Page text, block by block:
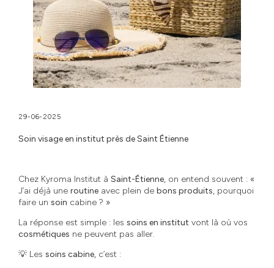
29-06-2025
Soin visage en institut près de Saint Étienne
Chez Kyroma Institut à Saint-Étienne, on entend souvent : «
J’ai déjà une routine avec plein de bons produits, pourquoi
faire un soin cabine ? »
La réponse est simple : les soins en institut vont là où vos
cosmétiques ne peuvent pas aller.
💡 Les soins cabine, c’est :